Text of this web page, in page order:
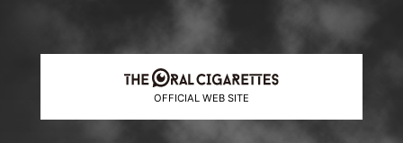
OFFICIAL WEB SITE